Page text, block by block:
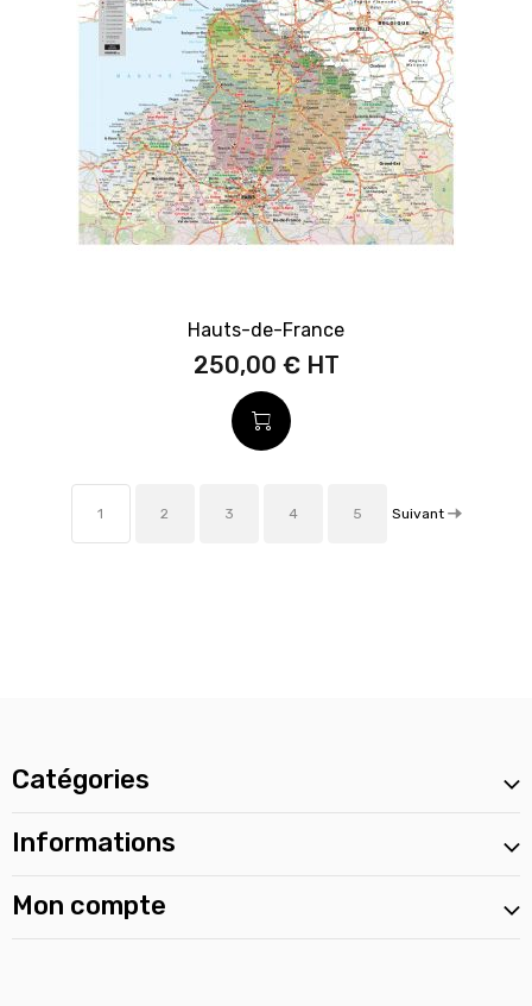
Hauts-de-France
250,00 €
1 2 3 4 5 Suivant
Catégories
Informations
Mon compte